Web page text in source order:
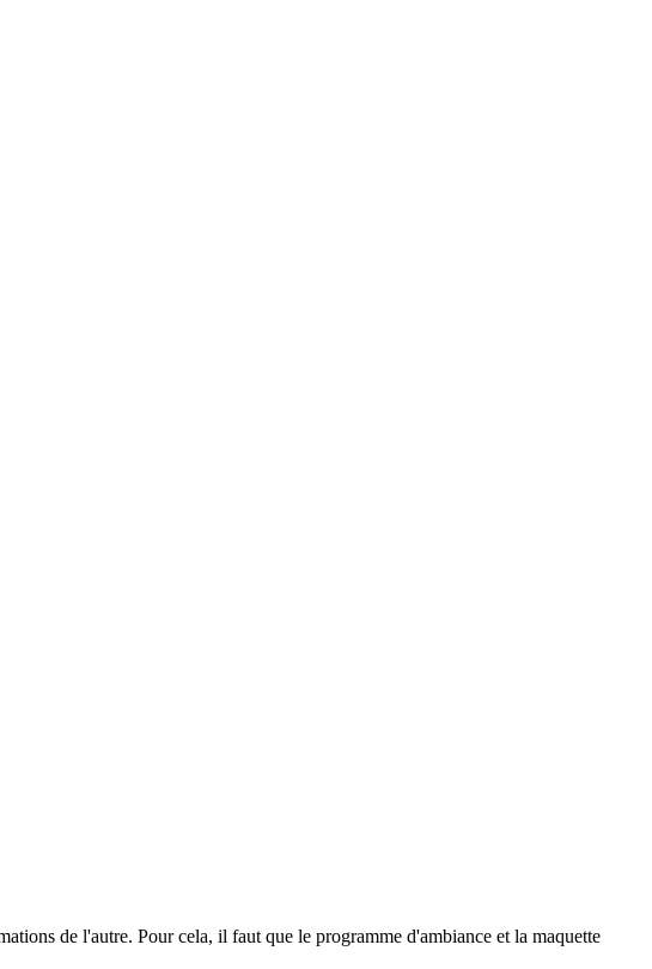
de l'autre. Pour cela, il faut que le programme d'ambiance et la maquette